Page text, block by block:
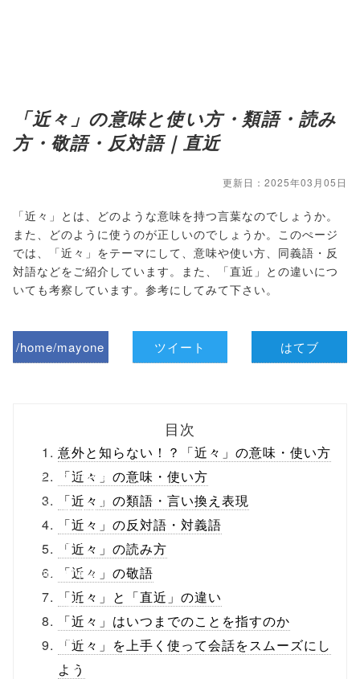
「近々」の意味と使い方・類語・読み
方・敬語・反対語｜直近
更新日：2025年03月05日
「近々」とは、どのような意味を持つ言葉なのでしょうか。
また、どのように使うのが正しいのでしょうか。このぺージ
では、「近々」をテーマにして、意味や使い方、同義語・反
対語などをご紹介しています。また、「直近」との違いにつ
いても考察しています。参考にしてみて下さい。
/home/mayone
ml/wp-
content/themes
/tapbiz_theme/
parts/sns-
buttons.php on
line10
/1052997"
onclick="windo
ツイート はてブ
目次
意外と知らない！？「近々」の意味・使い方
「近々」の意味・使い方
「近々」の類語・言い換え表現
「近々」の反対語・対義語
「近々」の読み方
「近々」の敬語
「近々」と「直近」の違い
「近々」はいつまでのことを指すのか
「近々」を上手く使って会話をスムーズにし
よう